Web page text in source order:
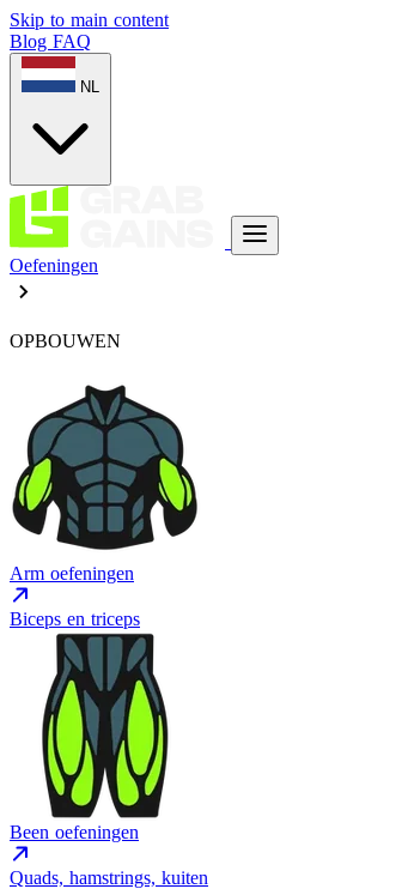
Skip to main content
Blog FAQ
NL
Oefeningen
OPBOUWEN
Arm oefeningen
Biceps en triceps
Been oefeningen
Quads, hamstrings, kuiten